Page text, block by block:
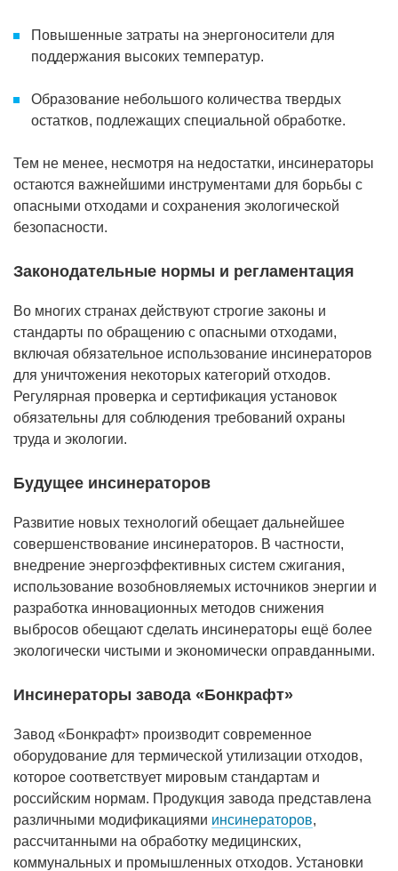
Повышенные затраты на энергоносители для
поддержания высоких температур.
Образование небольшого количества твердых
остатков, подлежащих специальной обработке.
Тем не менее, несмотря на недостатки, инсинераторы
остаются важнейшими инструментами для борьбы с
опасными отходами и сохранения экологической
безопасности.
Законодательные нормы и регламентация
Во многих странах действуют строгие законы и
стандарты по обращению с опасными отходами,
включая обязательное использование инсинераторов
для уничтожения некоторых категорий отходов.
Регулярная проверка и сертификация установок
обязательны для соблюдения требований охраны
труда и экологии.
Будущее инсинераторов
Развитие новых технологий обещает дальнейшее
совершенствование инсинераторов. В частности,
внедрение энергоэффективных систем сжигания,
использование возобновляемых источников энергии и
разработка инновационных методов снижения
выбросов обещают сделать инсинераторы ещё более
экологически чистыми и экономически оправданными.
Инсинераторы завода «Бонкрафт»
Завод «Бонкрафт» производит современное
оборудование для термической утилизации отходов,
которое соответствует мировым стандартам и
российским нормам. Продукция завода представлена
различными модификациями инсинераторов,
рассчитанными на обработку медицинских,
коммунальных и промышленных отходов. Установки